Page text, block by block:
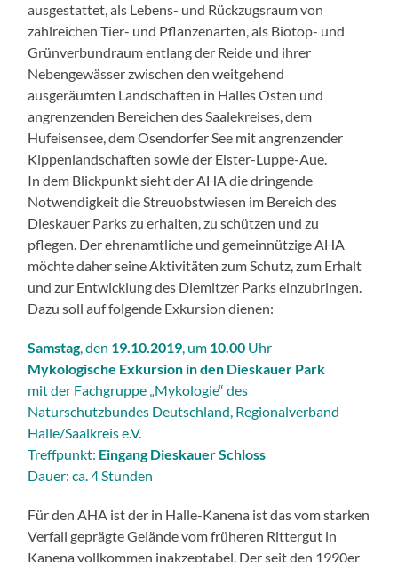
ausgestattet, als Lebens- und Rückzugsraum von
zahlreichen Tier- und Pflanzenarten, als Biotop- und
Grünverbundraum entlang der Reide und ihrer
Nebengewässer zwischen den weitgehend
ausgeräumten Landschaften in Halles Osten und
angrenzenden Bereichen des Saalekreises, dem
Hufeisensee, dem Osendorfer See mit angrenzender
Kippenlandschaften sowie der Elster-Luppe-Aue.
In dem Blickpunkt sieht der AHA die dringende
Notwendigkeit die Streuobstwiesen im Bereich des
Dieskauer Parks zu erhalten, zu schützen und zu
pflegen. Der ehrenamtliche und gemeinnützige AHA
möchte daher seine Aktivitäten zum Schutz, zum Erhalt
und zur Entwicklung des Diemitzer Parks einzubringen.
Dazu soll auf folgende Exkursion dienen:
Samstag, den 19.10.2019, um 10.00 Uhr
Mykologische Exkursion in den Dieskauer Park
mit der Fachgruppe „Mykologie“ des
Naturschutzbundes Deutschland, Regionalverband
Halle/Saalkreis e.V.
Treffpunkt: Eingang Dieskauer Schloss
Dauer: ca. 4 Stunden
Für den AHA ist der in Halle-Kanena ist das vom starken
Verfall geprägte Gelände vom früheren Rittergut in
Kanena vollkommen inakzeptabel. Der seit den 1990er